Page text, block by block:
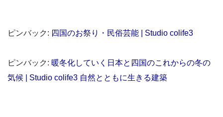
ピンバック: 四国のお祭り・民俗芸能 | Studio colife3
ピンバック: 暖冬化していく日本と四国のこれからの冬の
気候 | Studio colife3 自然とともに生きる建築